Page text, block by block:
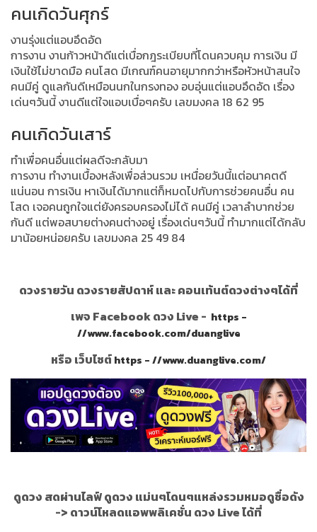
คนเกิดวันศุกร์
งานรุ่งแต่แอบอึดอัด
การงาน งานก้าวหน้าดีแต่เบื่อกฎระเบียบที่โดนควบคุม การเงิน มี
เงินใช้ไม่ขาดมือ คนโสด มีเกณฑ์คนอายุมากกว่าหรือหัวหน้าสนใจ
คนมีคู่ ดูแลกันดีเหมือนนกในกรงทอง อบอุ่นแต่แอบอึดอัด เรื่อง
เด่นๆวันนี้ งานดีแต่ใจแอบเบื่อๆครับ เลขมงคล 18 62 95
คนเกิดวันเสาร์
ทำเพื่อคนอื่นแต่ผลดีจะกลับมา
การงาน ทำงานเบื้องหลังเพื่อส่วนรวม เหนื่อยวันนี้แต่อนาคตดี
แน่นอน การเงิน หาเงินได้มากแต่ก็หมดไปกับการช่วยคนอื่น คน
โสด เจอคนถูกใจแต่ยังครอบครองไม่ได้ คนมีคู่ เวลาลำบากช่วย
กันดี แต่พอสบายต่างคนต่างอยู่ เรื่องเด่นๆวันนี้ ทำมากแต่ได้กลับ
มาน้อยหน่อยครับ เลขมงคล 25 49 84
ดวงรายวัน ดวงรายสัปดาห์ และ คอนเท้นต์ดวงต่างๆได้ที่
เพจ Facebook ดวง Live - https -
//www.facebook.com/duanglive
หรือ เว็บไซต์https - //www.duanglive.com/
ดูดวง สดผ่านไลฟ์ ดูดวง แม่นๆโดนๆแหล่งรวมหมอดูชื่อดัง
-> ดาวน์โหลดแอพพลิเคชั่น ดวง Live ได้ที่